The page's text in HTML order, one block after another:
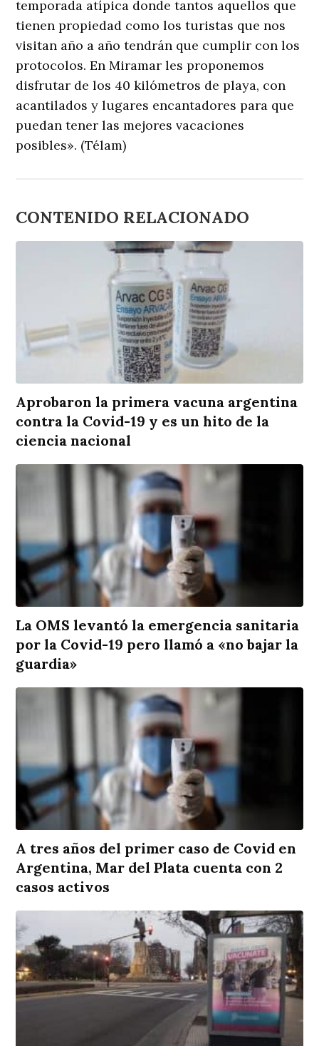
temporada atípica donde tantos aquellos que
tienen propiedad como los turistas que nos
visitan año a año tendrán que cumplir con los
protocolos. En Miramar les proponemos
disfrutar de los 40 kilómetros de playa, con
acantilados y lugares encantadores para que
puedan tener las mejores vacaciones
posibles». (Télam)
CONTENIDO RELACIONADO
Aprobaron la primera vacuna argentina
contra la Covid-19 y es un hito de la
ciencia nacional
La OMS levantó la emergencia sanitaria
por la Covid-19 pero llamó a «no bajar la
guardia»
A tres años del primer caso de Covid en
Argentina, Mar del Plata cuenta con 2
casos activos